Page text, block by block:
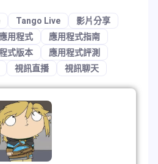
Tango Live
影片分享
用程式
應用程式指南
式版本
應用程式評測
視訊直播 視訊聊天